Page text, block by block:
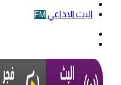
البث الاذاعي FM